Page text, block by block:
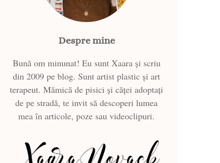
Despre mine
Bună om minunat! Eu sunt Xaara și scriu
din 2009 pe blog. Sunt artist plastic și art
terapeut. Mămică de pisici și căței adoptați
de pe stradă, te invit să descoperi lumea
mea în articole, poze sau videoclipuri.